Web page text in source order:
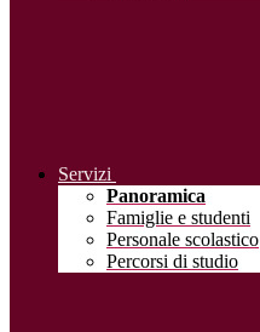
Servizi
Panoramica
Famiglie e studenti
Personale scolastico
Percorsi di studio